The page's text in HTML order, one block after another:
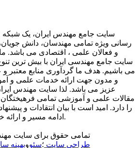
سایت جامع مهندس ایران، یک شبکه
رسانی ویژه تمامی مهندسان، دانش
و فعالان علمی ، اقتصادی می باشد.
سایت جامع مهندسی ایران با بیش ترین
می باشیم. هدف ما گردآوری منابع معتبر
و مدون جهت ارائه خدمات علمی و
عزیز می باشد. لذا سایت مهندس
مقالات علمی و آموزشی تمامی
را دارد. امید است با بیان انتقادات و
ادامه مسیر و ارائه خدمات بهتر یاری فرمایید.
تمامی حقوق برای سایت
طراحی سایت ؛سئووبهینه